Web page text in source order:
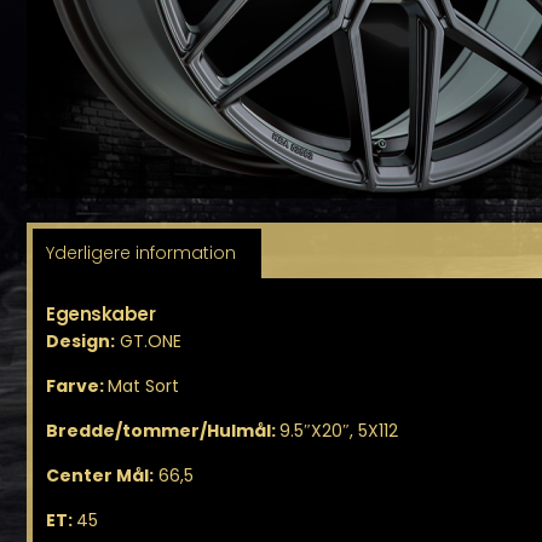
Yderligere information
Egenskaber
Design: GT.ONE
Farve:Mat Sort
Bredde/tommer/Hulmål:9.5″X20″, 5X112
Center Mål: 66,5
ET: 45